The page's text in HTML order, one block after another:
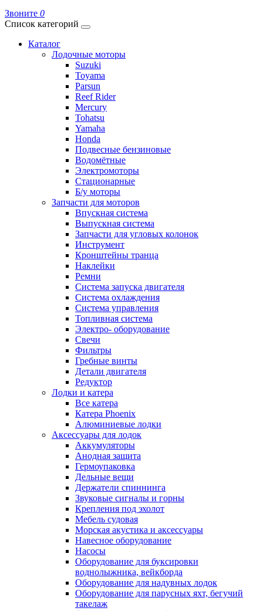
Звоните 0
Список категорий
Каталог
Лодочные моторы
Suzuki
Toyama
Parsun
Reef Rider
Mercury
Tohatsu
Yamaha
Honda
Подвесные бензиновые
Водомётные
Электромоторы
Стационарные
Б/у моторы
Запчасти для моторов
Впускная система
Выпускная система
Запчасти для угловых колонок
Инструмент
Кронштейны транца
Наклейки
Ремни
Система запуска двигателя
Система охлаждения
Система управления
Топливная система
Электро- оборудование
Свечи
Фильтры
Гребные винты
Детали двигателя
Редуктор
Лодки и катера
Все катера
Катера Phoenix
Алюминиевые лодки
Аксессуары для лодок
Аккумуляторы
Анодная защита
Гермоупаковка
Дельные вещи
Держатели спиннинга
Звуковые сигналы и горны
Крепления под эхолот
Мебель судовая
Морская акустика и аксессуары
Навесное оборудование
Насосы
Оборудование для буксировки
воднолыжника, вейкборда
Оборудование для надувных лодок
Оборудование для парусных яхт, бегучий
такелаж